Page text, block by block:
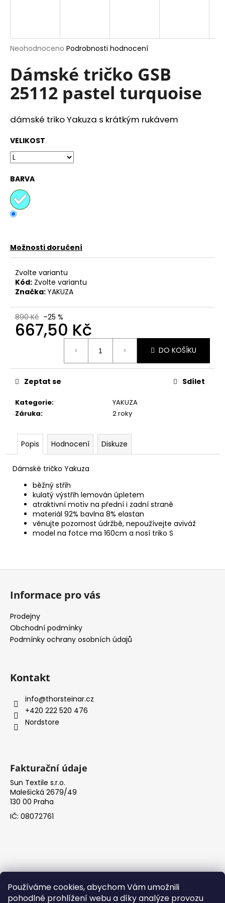
Používáme cookies, abychom Vám umožnili
pohodlné prohlížení webu a díky analýze provozu
Průměrné
produktu
je
0,0
z
hvězdiček.
Neohodnoceno Podrobnosti hodnocení
Dámské tričko GSB
25112 pastel turquoise
dámské triko Yakuza s krátkým rukávem
VELIKOST
BARVA
Možnosti doručení
Zvolte variantu
Kód: Zvolte variantu
Značka:YAKUZA
890 Kč –25 %
667,50 Kč
DO KOŠÍKU
Kategorie:
YAKUZA
Záruka: 2 roky
Zeptat se Sdílet
Popis Hodnocení Diskuze
Dámské tričko Yakuza
běžný střih
kulatý výstřih lemován úpletem
atraktivní motiv na přední i zadní straně
materiál 92% bavlna 8% elastan
věnujte pozornost údržbě, nepoužívejte aviváž
model na fotce ma 160cm a nosí triko S
í
t
?
HLEDAT
D
p
o
r
u
j
e
m
e
TRIČKO
YAKUZA
TSB
26003
667,50
Kč
Původně:
Kč
Z
Informace pro vás
Prodejny
Obchodní podmínky
Podmínky ochrany osobních údajů
Kontakt
info@thorsteinar.cz
+420 222 520 476
Nordstore
Fakturační údaje
Sun Textile s.r.o.
Malešická 2679/49
130 00 Praha
IČ: 08072761